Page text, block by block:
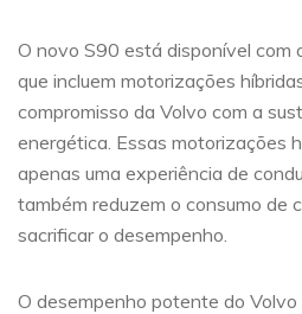
O novo S90 está disponível com
que incluem motorizações
compromisso da Volvo com a
energética. Essas motorizações
apenas uma experiência de
também reduzem o consumo de
sacrificar o desempenho.
O desempenho potente do